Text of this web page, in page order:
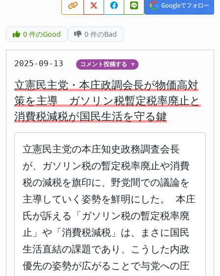
0件のGood 0 件のBad
2025-09-13 コメント投稿する ▼
立憲民主党・本庄政調会長が物価高対
策を主導 ガソリン税暫定税率廃止と
消費税減税が国民生活を守る鍵
立憲民主党の本庄知史政務調査会長
が、ガソリン税の暫定税率廃止や消費
税の減税を旗印に、野党間での議論を
主導していく姿勢を鮮明にした。 本庄
氏が訴える「ガソリン税の暫定税率廃
止」や「消費税減税」は、まさに国民
生活直結の課題であり、こうした内政
優先の姿勢が広がることで与党への圧